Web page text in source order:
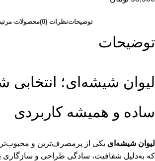
توضیحاتنظرات (0) محصولات
توضیحات
لیوان شیشه‌ای؛ انتخابی
ساده و همیشه کاربردی
لیوان شیشه‌ای یکی از پرمصرف‌ترین و
که به‌دلیل شفافیت، سادگی طراحی و سازگاری با